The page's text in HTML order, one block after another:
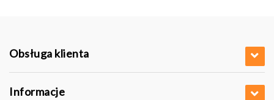
Obsługa klienta
Informacje